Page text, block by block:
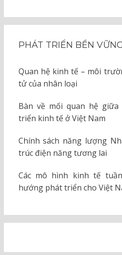
PHÁT TRIỂN BỀN VỮNG
Quan hệ kinh tế – môi
tử của nhân loại
Bàn về mối quan hệ
triển kinh tế ở Việt Nam
Chính sách năng lượng
trúc điện năng tương lai
Các mô hình kinh tế
hướng phát triển cho Việt